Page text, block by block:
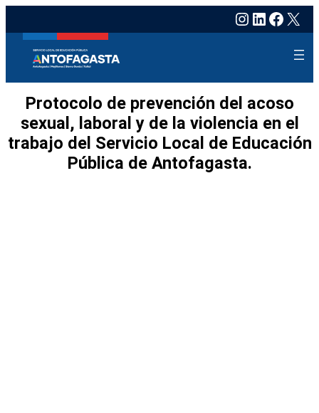
Instagram
LinkedIn
X
Protocolo de prevención del acoso
sexual, laboral y de la violencia en el
trabajo del Servicio Local de Educación
Pública de Antofagasta.